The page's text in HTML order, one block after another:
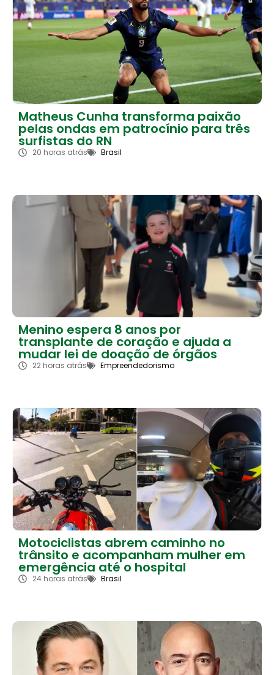
Matheus Cunha transforma paixão
pelas ondas em patrocínio para três
surfistas do RN
20 horas atrás Brasil
Menino espera 8 anos por
transplante de coração e ajuda a
mudar lei de doação de órgãos
22 horas atrás Empreendedorismo
Motociclistas abrem caminho no
trânsito e acompanham mulher em
emergência até o hospital
24 horas atrás Brasil